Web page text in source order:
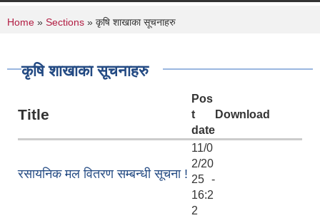
You are here
Home » Sections » कृषि शाखाका सूचनाहरु
कृषि शाखाका सूचनाहरु
Title
Pos
t
date
Download
रसायनिक मल वितरण सम्बन्धी सूचना !
11/0
2/20
25 -
16:2
2